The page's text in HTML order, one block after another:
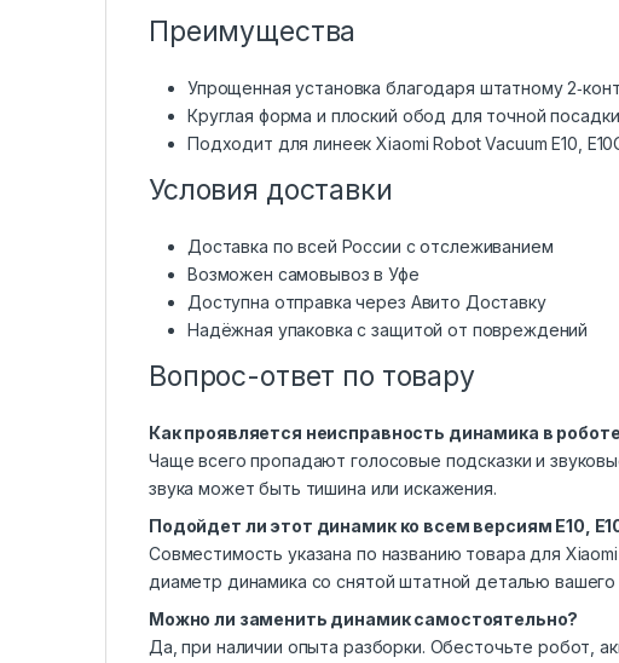
Преимущества
Упрощенная установка благодаря штатному
Круглая форма и плоский обод для точной
Подходит для линеек Xiaomi Robot Vacuum E10,
Условия доставки
Доставка по всей России с отслеживанием
Возможен самовывоз в Уфе
Доступна отправка через Авито Доставку
Надёжная упаковка с защитой от повреждений
Вопрос-ответ по товару
Как проявляется неисправность динамика в
Чаще всего пропадают голосовые подсказки и
звука может быть тишина или искажения.
Подойдет ли этот динамик ко всем версиям E10,
Совместимость указана по названию товара для
диаметр динамика со снятой штатной деталью вашего
Можно ли заменить динамик самостоятельно?
Да, при наличии опыта разборки. Обесточьте робот,